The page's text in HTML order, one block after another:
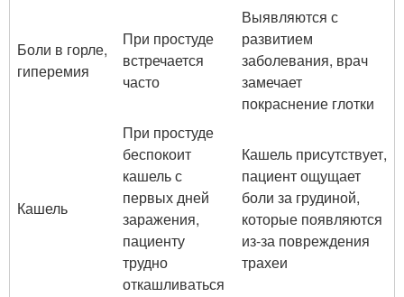
Боли в горле,
гиперемия
При простуде
встречается
часто
Выявляются с
развитием
заболевания, врач
замечает
покраснение глотки
Кашель
При простуде
беспокоит
кашель с
первых дней
заражения,
пациенту
трудно
откашливаться
Кашель присутствует,
пациент ощущает
боли за грудиной,
которые появляются
из-за повреждения
трахеи